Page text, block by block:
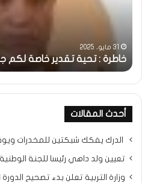
التراد
محمد
31 مايو، 2025
خاطرة : تحية تقدير خاصة لكم
أحدث المقالات
الدرك يفكك شبكتين للمخدرات ويوقف 13 شخصا
تعيين ولد داهي رئيسا للجنة
وزارة التربية تعلن بدء تصحيح